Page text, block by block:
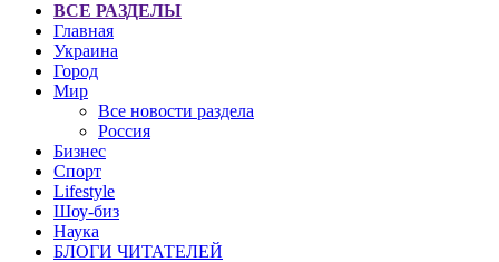
ВСЕ РАЗДЕЛЫ
Главная
Украина
Город
Мир
Все новости раздела
Россия
Бизнес
Спорт
Lifestyle
Шоу-биз
Наука
БЛОГИ ЧИТАТЕЛЕЙ